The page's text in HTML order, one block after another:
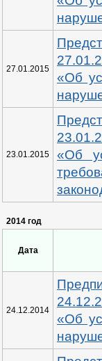
27.01.2015
«Об
23.01.2015
«Об
2014 год
Дата
24.12.2014
«Об